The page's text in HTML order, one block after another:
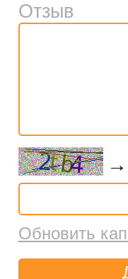
Отзыв
→
Обновить